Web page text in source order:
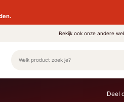
Bekijk ook onze andere
Deel